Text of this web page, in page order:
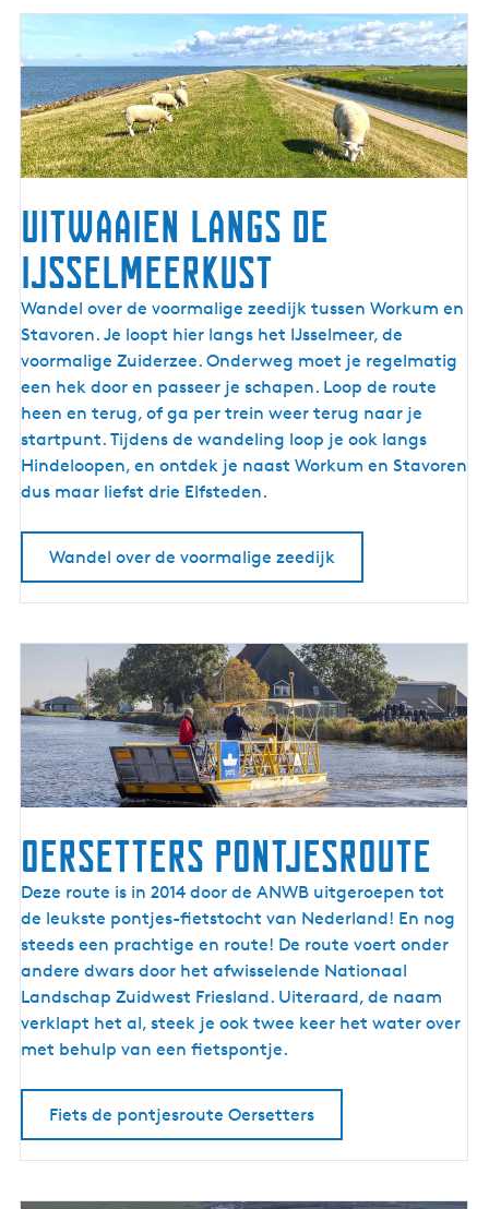
t
r
w
e
r
k
Uitwaaien langs de
IJsselmeerkust
U
i
t
w
a
a
i
e
s
I
J
s
s
m
e
k
Wandel over de voormalige zeedijk tussen Workum en
Stavoren. Je loopt hier langs het IJsselmeer, de
voormalige Zuiderzee. Onderweg moet je regelmatig
een hek door en passeer je schapen. Loop de route
heen en terug, of ga per trein weer terug naar je
startpunt. Tijdens de wandeling loop je ook langs
Hindeloopen, en ontdek je naast Workum en Stavoren
dus maar liefst drie Elfsteden.
Wandel over de voormalige zeedijk
Oersetters pontjesroute
O
e
r
s
e
t
t
Deze route is in 2014 door de ANWB uitgeroepen tot
de leukste pontjes-fietstocht van Nederland! En nog
steeds een prachtige en route! De route voert onder
andere dwars door het afwisselende Nationaal
Landschap Zuidwest Friesland. Uiteraard, de naam
verklapt het al, steek je ook twee keer het water over
met behulp van een fietspontje.
Fiets de pontjesroute Oersetters